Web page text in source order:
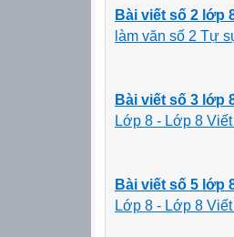
Bài viết số 2 lớp
làm văn số 2 Tự
Bài viết số 3 lớp
Lớp 8 - Lớp 8
Bài viết số 5 lớp
Lớp 8 - Lớp 8